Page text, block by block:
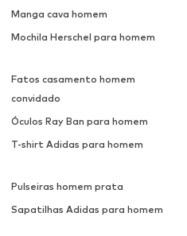
Manga cava homem
Mochila Herschel para homem
Fatos casamento homem
convidado
Óculos Ray Ban para homem
T-shirt Adidas para homem
Pulseiras homem prata
Sapatilhas Adidas para homem